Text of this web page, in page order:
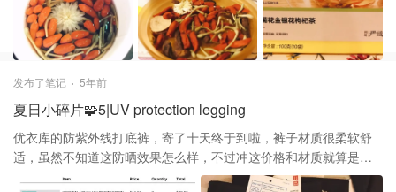
可换泡3-5次，补充一天的水量，冲泡一杯，香气飘然，清饮一杯，
余味回甘，喝完热茶，胃肠暖暖，静心舒适
发布了笔记 5年前
夏日小碎片🧩5|UV protection legging
优衣库的防紫外线打底裤，寄了十天终于到啦，裤子材质很柔软舒
适，虽然不知道这防晒效果怎么样，不过冲这价格和材质就算是平
常裤也很划算的